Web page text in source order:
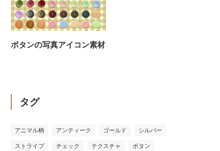
ボタンの写真アイコン素材
タグ
アニマル柄 アンティーク ゴールド シルバー
ストライプ チェック テクスチャ ボタン